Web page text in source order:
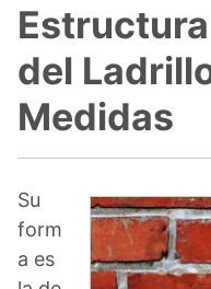
del
Medidas
Su
form
a es